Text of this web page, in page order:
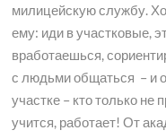
милицейскую службу.
ему: иди в участковые,
вработаешься,
с людьми общаться – и
участке – кто только не
учится, работает! От